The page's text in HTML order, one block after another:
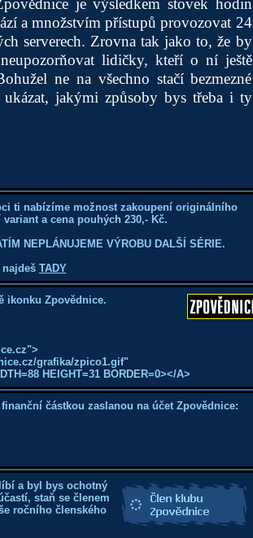
je výsledkem stovek hodin
a množstvím přístupů provozovat 24
serverech. Zrovna tak jako to, že by
lidičky, kteří o ní ještě
ne na všechno stačí bezmezné
jakými způsoby bys třeba i ty
ti nabízíme možnost zakoupení originálního
a cena pouhých 230,- Kč.
NEPLÁNUJEME VÝROBU DALŠÍ SÉRIE.
TADY
ikonku Zpovědnice.
grafika/zpico1.gif"
HEIGHT=31 BORDER=0></A>
částkou zaslanou na účet Zpovědnice:
a byl bys ochotný
staň se členem
ročního členského